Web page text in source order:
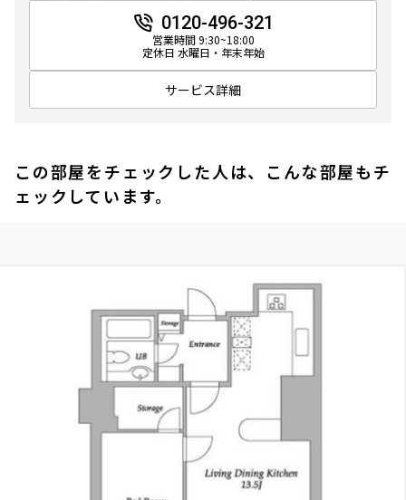
0120-496-321
営業時間 9:30~18:00
定休日 水曜日・年末年始
サービス詳細
この部屋をチェックした人は、こんな部屋もチ
ェックしています。